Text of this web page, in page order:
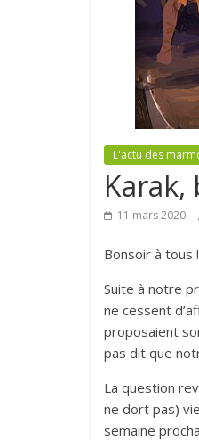
L'actu des
11 mars 2020
Bonsoir à tous !
Suite à notre
ne cessent
proposaient
pas dit que
La question
ne dort pas)
semaine